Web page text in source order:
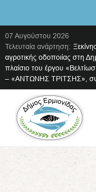
07 Αυγούστου 2026
Τελευταία ανάρτηση:
αγροτικής οδοποιίας στη
πλαίσιο του έργου
– «ΑΝΤΩΝΗΣ ΤΡΙΤΣΗΣ»,